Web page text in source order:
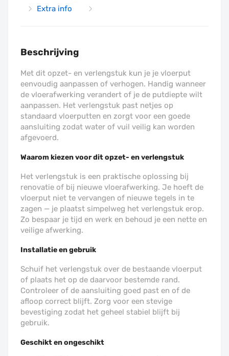
Extra info
Beschrijving
Met dit opzet- en verlengstuk kun je je vloerput
eenvoudig aanpassen of verhogen. Handig wanneer
de vloerafwerking verandert of je de putdiepte wilt
aanpassen. Het verlengstuk past netjes op
standaard vloerputten en zorgt voor een goede
aansluiting zodat water of vuil veilig kan worden
afgevoerd.
Waarom kiezen voor dit opzet- en verlengstuk
Het verlengstuk is een praktische oplossing bij
renovatie of bij nieuwe vloerafwerking. Je hoeft de
vloerput niet te vervangen of nieuwe tegels in te
zagen — je plaatst simpelweg het verlengstuk erop.
Zo bespaar je tijd en werk en behoud je een nette en
veilige afwerking.
Installatie en gebruik
Schuif het verlengstuk over de bestaande vloerput
of plaats het op de daarvoor bestemde rand.
Controleer of de aansluiting goed past en of de
afloop correct blijft. Zorg voor een stevige
bevestiging zodat het geheel stabiel blijft bij
gebruik.
Geschikt en ongeschikt